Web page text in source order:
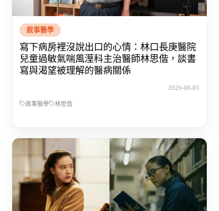
敘事醫學
寫下病房裡沒說出口的心情：林口長庚醫院
兒童過敏氣喘風溼科主治醫師林思偕，談書
寫與渴望被理解的醫病關係
2026-08-05
敘事醫學 林思偕